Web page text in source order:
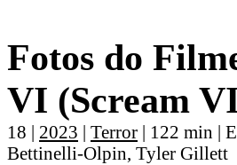
Fotos do
VI (Scream
18 | 2023 | Terror | 122 min |
Bettinelli-Olpin, Tyler Gillett